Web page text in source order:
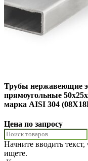
Трубы нержавеющие
прямоугольные
марка AISI 304
Цена по запросу
Начните вводить
ищете.